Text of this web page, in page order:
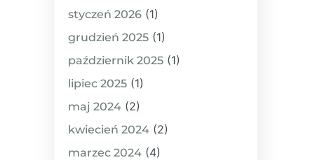
styczeń 2026 (1)
grudzień 2025 (1)
październik 2025 (1)
lipiec 2025 (1)
maj 2024 (2)
kwiecień 2024 (2)
marzec 2024 (4)